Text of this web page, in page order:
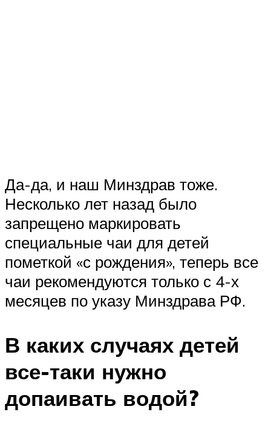
Да-да, и наш Минздрав тоже.
Несколько лет назад было
запрещено маркировать
специальные чаи для детей
пометкой «с рождения», теперь все
чаи рекомендуются только с 4-х
месяцев по указу Минздрава РФ.
В каких случаях детей
все-таки нужно
допаивать водой?